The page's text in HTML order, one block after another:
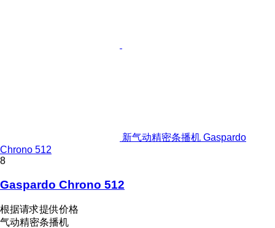
新气动精密条播机 Gaspardo
Chrono 512
8
Gaspardo Chrono 512
根据请求提供价格
气动精密条播机